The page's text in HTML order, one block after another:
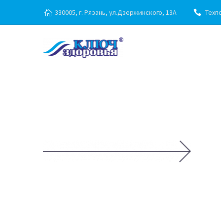
330005, г. Рязань, ул.Дзержинского, 13А